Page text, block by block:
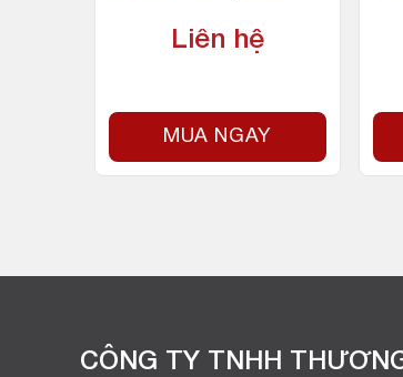
Liên hệ
MUA NGAY
CÔNG TY TNHH